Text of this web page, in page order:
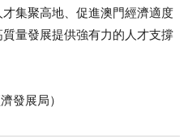
集聚高地、促進澳門經濟適度
量發展提供強有力的人才支撐
發展局）